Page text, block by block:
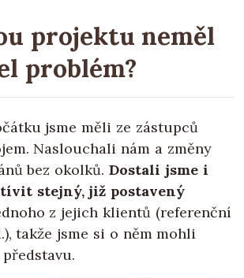
projektu neměl
problém?
jsme měli ze zástupců
Naslouchali nám a změny
bez okolků. Dostali jsme i
stejný, již postavený
z jejich klientů (referenční
takže jsme si o něm mohli